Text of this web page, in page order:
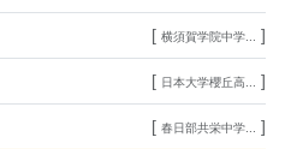
[ 横須賀学院中学... ]
[ 日本大学櫻丘高... ]
[ 春日部共栄中学... ]